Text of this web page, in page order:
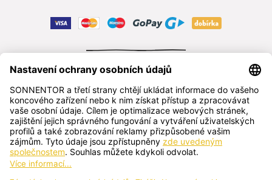
čeština
SONNENTOR s.r.o.
Příhon 943, 696 15 Čejkovice, Česká republika
+420 518 362 687 sonnentor@sonnentor.cz